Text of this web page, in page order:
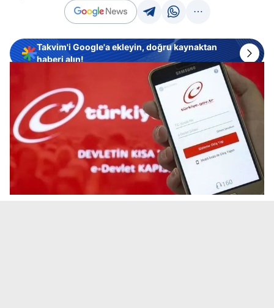
Takvim'i Google'a ekleyin, doğru kaynaktan
haberi alın!